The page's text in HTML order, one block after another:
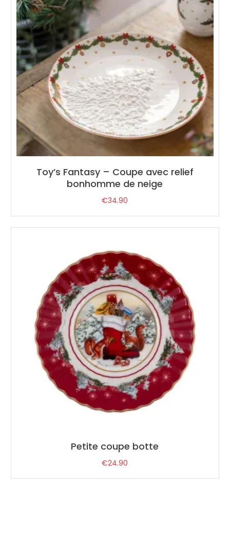
Toy’s Fantasy – Coupe avec relief
bonhomme de neige
€34.90
Petite coupe botte
€24.90